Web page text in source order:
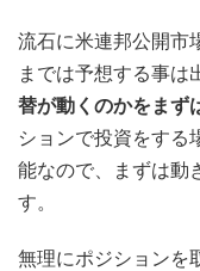
流石に米連邦公開市
までは予想する事は
替が動くのかをまず
ションで投資をする
能なので、まずは動
す。
無理にポジションを